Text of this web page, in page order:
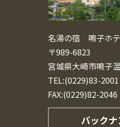
名湯の宿 鳴子ホ
〒989-6823
宮城県大崎市鳴子
TEL:(0229)83-2001
FAX:(0229)82-2046
バックナ